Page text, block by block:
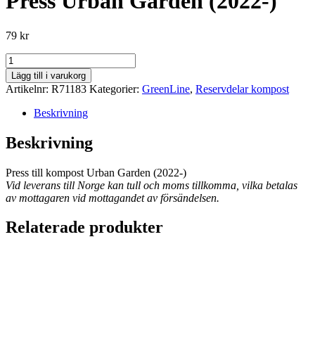
79 kr
Press
Urban
Garden
(2022-)
mängd
Lägg till i varukorg
Artikelnr: R71183 Kategorier: GreenLine, Reservdelar kompost
Beskrivning
Beskrivning
Press till kompost Urban Garden (2022-)
Vid leverans till Norge kan tull och moms tillkomma, vilka betalas
av mottagaren vid mottagandet av försändelsen.
Relaterade produkter